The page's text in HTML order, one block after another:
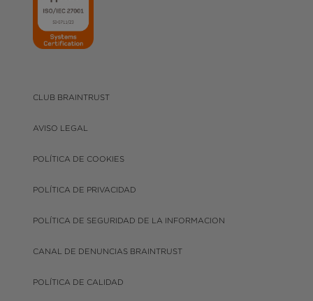
CLUB BRAINTRUST
AVISO LEGAL
POLÍTICA DE COOKIES
POLÍTICA DE PRIVACIDAD
POLÍTICA DE SEGURIDAD DE LA INFORMACION
CANAL DE DENUNCIAS BRAINTRUST
POLÍTICA DE CALIDAD